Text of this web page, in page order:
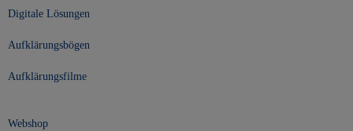
Digitale Lösungen
Aufklärungsbögen
Aufklärungsfilme
Webshop